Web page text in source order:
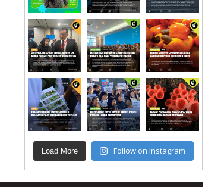
Load More Follow on Instagram